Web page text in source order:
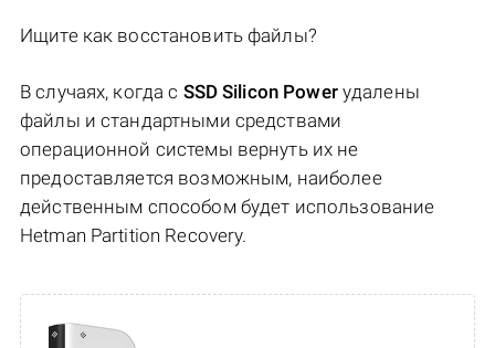
Ищите как восстановить файлы?
В случаях, когда c SSD Silicon Powerудалены
файлы и стандартными средствами
операционной системы вернуть их не
предоставляется возможным, наиболее
действенным способом будет использование
Hetman Partition Recovery.